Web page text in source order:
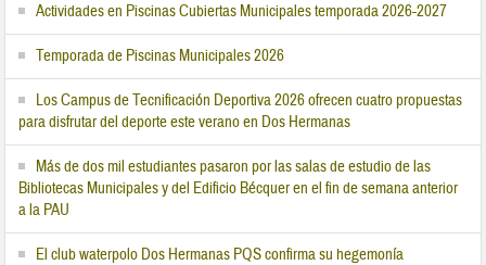
Actividades en Piscinas Cubiertas Municipales temporada 2026-2027
Temporada de Piscinas Municipales 2026
Los Campus de Tecnificación Deportiva 2026 ofrecen cuatro propuestas
para disfrutar del deporte este verano en Dos Hermanas
Más de dos mil estudiantes pasaron por las salas de estudio de las
Bibliotecas Municipales y del Edificio Bécquer en el fin de semana anterior
a la PAU
El club waterpolo Dos Hermanas PQS confirma su hegemonía